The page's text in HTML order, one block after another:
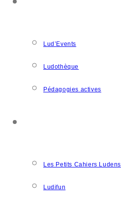
Lud’Events
Ludothèque
Pédagogies actives
Les Petits Cahiers Ludens
Ludifun